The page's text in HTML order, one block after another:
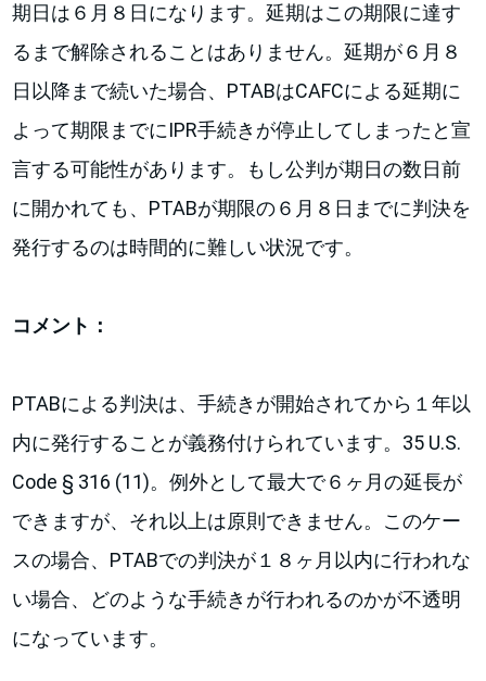
期日は６月８日になります。延期はこの期限に達す
るまで解除されることはありません。延期が６月８
日以降まで続いた場合、PTABはCAFCによる延期に
よって期限までにIPR手続きが停止してしまったと宣
言する可能性があります。もし公判が期日の数日前
に開かれても、PTABが期限の６月８日までに判決を
発行するのは時間的に難しい状況です。
コメント：
PTABによる判決は、手続きが開始されてから１年以
内に発行することが義務付けられています。35 U.S.
Code § 316 (11)。例外として最大で６ヶ月の延長が
できますが、それ以上は原則できません。このケー
スの場合、PTABでの判決が１８ヶ月以内に行われな
い場合、どのような手続きが行われるのかが不透明
になっています。